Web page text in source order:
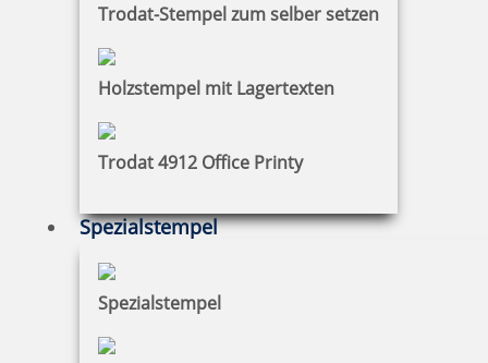
Trodat-Stempel zum selber setzen
Holzstempel mit Lagertexten
Trodat 4912 Office Printy
Spezialstempel
Spezialstempel